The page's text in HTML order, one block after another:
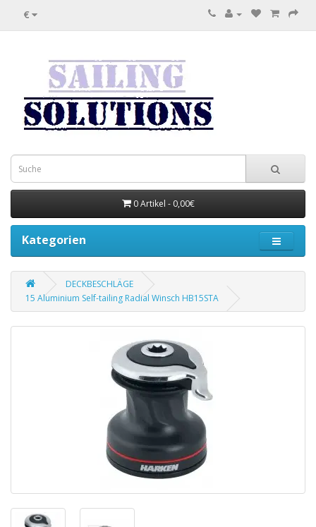
€
0 Artikel - 0,00€
Kategorien
DECKBESCHLÄGE
15 Aluminium Self-tailing Radial Winsch HB15STA